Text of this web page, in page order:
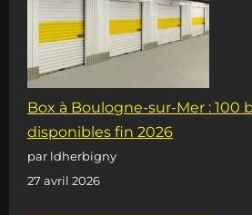
2022
!!!
Box à Boulogne-sur-Mer : 100
disponibles fin 2026
par ldherbigny
27 avril 2026